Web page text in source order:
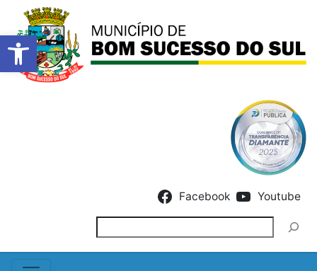
Barra de Ferramentas
Facebook Youtube